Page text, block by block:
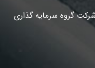
گروه سرمایه گذاری